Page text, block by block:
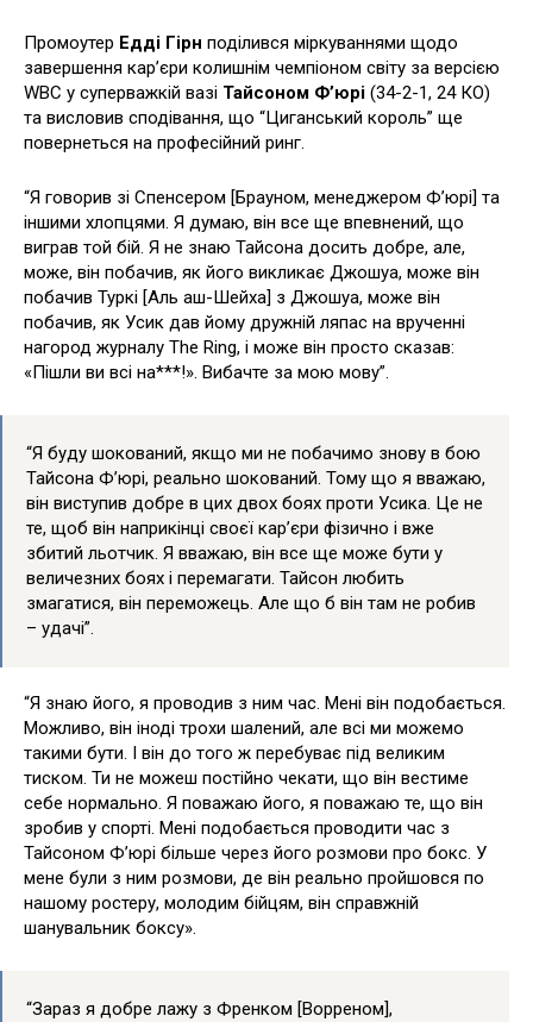
Промоутер Едді Гірн поділився міркуваннями щодо
завершення кар’єри колишнім чемпіоном світу за версією
WBC у суперважкій вазі Тайсоном Ф’юрі (34-2-1, 24 КО)
та висловив сподівання, що “Циганський король” ще
повернеться на професійний ринг.
“Я говорив зі Спенсером [Брауном, менеджером Ф’юрі] та
іншими хлопцями. Я думаю, він все ще впевнений, що
виграв той бій. Я не знаю Тайсона досить добре, але,
може, він побачив, як його викликає Джошуа, може він
побачив Туркі [Аль аш-Шейха] з Джошуа, може він
побачив, як Усик дав йому дружній ляпас на врученні
нагород журналу The Ring, і може він просто сказав:
«Пішли ви всі на***!». Вибачте за мою мову”.
“Я буду шокований, якщо ми не побачимо знову в бою
Тайсона Ф’юрі, реально шокований. Тому що я вважаю,
він виступив добре в цих двох боях проти Усика. Це не
те, щоб він наприкінці своєї кар’єри фізично і вже
збитий льотчик. Я вважаю, він все ще може бути у
величезних боях і перемагати. Тайсон любить
змагатися, він переможець. Але що б він там не робив
– удачі”.
“Я знаю його, я проводив з ним час. Мені він подобається.
Можливо, він іноді трохи шалений, але всі ми можемо
такими бути. І він до того ж перебуває під великим
тиском. Ти не можеш постійно чекати, що він вестиме
себе нормально. Я поважаю його, я поважаю те, що він
зробив у спорті. Мені подобається проводити час з
Тайсоном Ф’юрі більше через його розмови про бокс. У
мене були з ним розмови, де він реально пройшовся по
нашому ростеру, молодим бійцям, він справжній
шанувальник боксу».
“Зараз я добре лажу з Френком [Ворреном],